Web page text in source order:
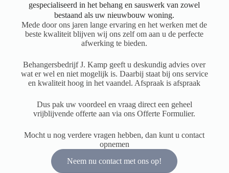
gespecialiseerd in het behang en sauswerk van zowel
bestaand als uw nieuwbouw woning.
Mede door ons jaren lange ervaring en het werken met de
beste kwaliteit blijven wij ons zelf om aan u de perfecte
afwerking te bieden.
Behangersbedrijf J. Kamp geeft u deskundig advies over
wat er wel en niet mogelijk is. Daarbij staat bij ons service
en kwaliteit hoog in het vaandel. Afspraak is afspraak
Dus pak uw voordeel en vraag direct een geheel
vrijblijvende offerte aan via ons Offerte Formulier.
Mocht u nog verdere vragen hebben, dan kunt u contact
opnemen
Neem nu contact met ons op!